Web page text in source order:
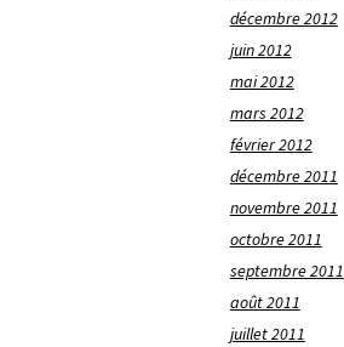
décembre 2012
juin 2012
mai 2012
mars 2012
février 2012
décembre 2011
novembre 2011
octobre 2011
septembre 2011
août 2011
juillet 2011